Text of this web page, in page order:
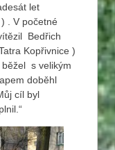
let
. V početné
Bedřich
Kopřivnice )
s velikým
doběhl
cíl byl